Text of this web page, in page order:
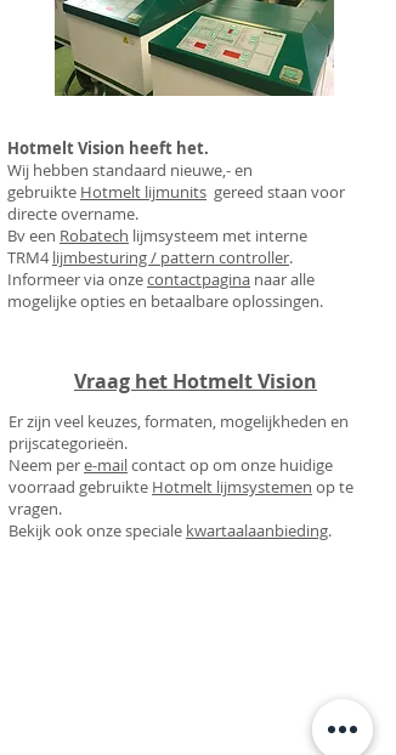
Hotmelt Vision heeft het.
Wij hebben standaard nieuwe,- en
gebruikte Hotmelt lijmunits gereed staan voor
directe overname.
Bv een Robatech lijmsysteem met interne
TRM4lijmbesturing / pattern controller.
Informeer via onzecontactpagina naar alle
mogelijke opties en betaalbare oplossingen.
Vraag het Hotmelt Vision
Er zijn veel keuzes, formaten, mogelijkheden en
prijscategorieën.
Neem pere-mailcontact op om onze huidige
voorraad gebruikte Hotmelt lijmsystemen op te
vragen.
Bekijk ook onze speciale kwartaalaanbieding.